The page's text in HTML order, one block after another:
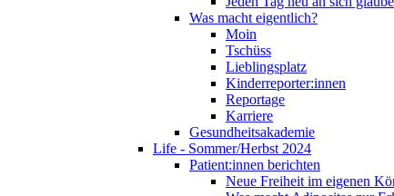
Was macht eigentlich?
Moin
Tschüss
Lieblingsplatz
Kinderreporter:innen
Reportage
Karriere
Gesundheitsakademie
Life - Sommer/Herbst 2024
Patient:innen berichten
Neue Freiheit im eigenen